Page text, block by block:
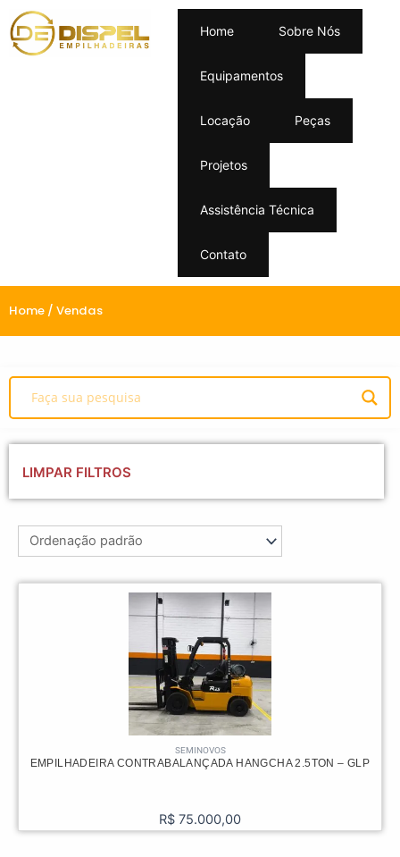
Home Sobre Nós
Equipamentos
Locação Peças
Projetos
Assistência Técnica
Contato
Home / Vendas
LIMPAR FILTROS
SEMINOVOS
EMPILHADEIRA CONTRABALANÇADA HANGCHA 2.5TON – GLP
R$ 75.000,00